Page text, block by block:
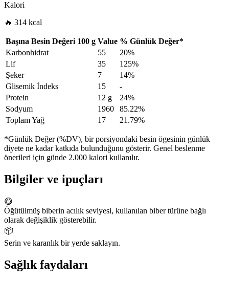
Kalori
🔥 314 kcal
Başına Besin Değeri 100 g Value % Günlük Değer*
Karbonhidrat
55
20%
Lif
35
125%
Şeker
7
14%
Glisemik İndeks
15
-
Protein
12 g
24%
Sodyum
1960
85.22%
Toplam Yağ
17 21.79%
*Günlük Değer (%DV), bir porsiyondaki besin ögesinin günlük
diyete ne kadar katkıda bulunduğunu gösterir. Genel beslenme
önerileri için günde 2.000 kalori kullanılır.
Bilgiler ve ipuçları
😋
Öğütülmüş biberin acılık seviyesi, kullanılan biber türüne bağlı
olarak değişiklik gösterebilir.
📦
Serin ve karanlık bir yerde saklayın.
Sağlık faydaları